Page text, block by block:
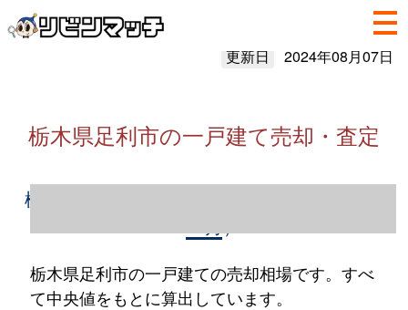
更新日 2024年08月07日
栃木県足利市の一戸建て売却・査定
栃木県足利市の一戸建て売却情報（2023年1
栃木県足利市の一戸建ての売却相場です。すべ
て中央値をもとに算出しています。